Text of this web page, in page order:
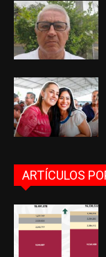
ARTÍCULOS